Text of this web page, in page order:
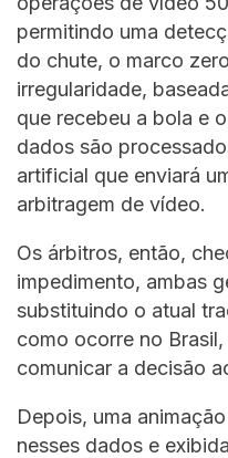
permitindo uma
do chute, o marco
irregularidade,
que recebeu a bola e
dados são
artificial que enviará
arbitragem de vídeo.
Os árbitros, então,
impedimento, ambas
substituindo o atual
como ocorre no
comunicar a decisão
Depois, uma
nesses dados e